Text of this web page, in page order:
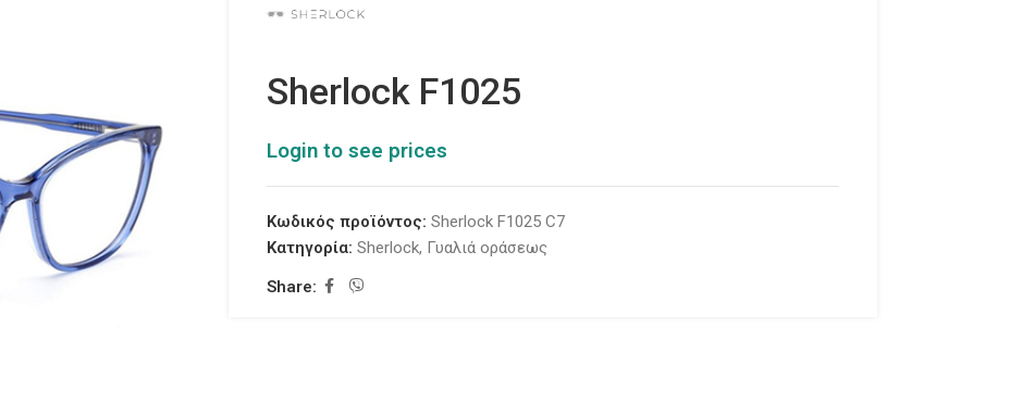
Sherlock F1025
Login to see prices
Κωδικός προϊόντος: Sherlock F1025 C7
Κατηγορία: Sherlock, Γυαλιά οράσεως
Share: